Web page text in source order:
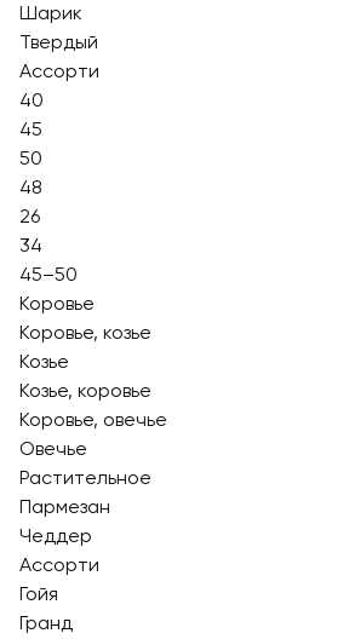
Шарик
Твердый
Ассорти
40
45
50
48
26
34
45–50
Коровье
Коровье, козье
Козье
Козье, коровье
Коровье, овечье
Овечье
Растительное
Пармезан
Чеддер
Ассорти
Гойя
Гранд